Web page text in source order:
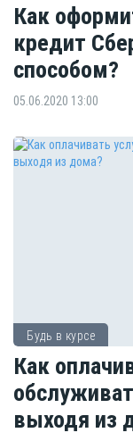
Как
кредит
способом?
05.06.2020 13:00
Будь в курсе
Как
выходя из